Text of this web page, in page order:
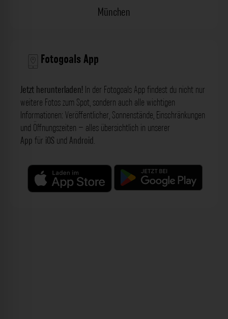
München
Fotogoals App
Jetzt herunterladen! In der Fotogoals App findest du nicht nur
weitere Fotos zum Spot, sondern auch alle wichtigen
Informationen: Veröffentlicher, Sonnenstände, Einschränkungen
und Öffnungszeiten – alles übersichtlich in unserer
App für iOS und Android.